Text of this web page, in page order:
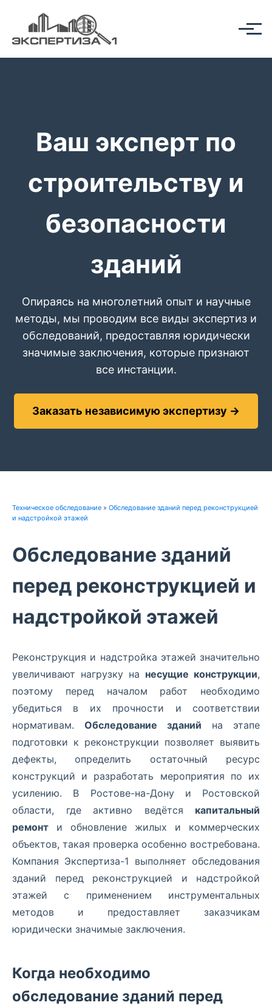
Ваш эксперт по
строительству и
безопасности
зданий
Опираясь на многолетний опыт и научные
методы, мы проводим все виды экспертиз и
обследований, предоставляя юридически
значимые заключения, которые признают
все инстанции.
Заказать независимую экспертизу →
Техническое обследование » Обследование зданий перед реконструкцией
и надстройкой этажей
Обследование зданий
перед реконструкцией и
надстройкой этажей
Реконструкция и надстройка этажей значительно
увеличивают нагрузку на несущие конструкции,
поэтому перед началом работ необходимо
убедиться в их прочности и соответствии
нормативам. Обследование зданий на этапе
подготовки к реконструкции позволяет выявить
дефекты, определить остаточный ресурс
конструкций и разработать мероприятия по их
усилению. В Ростове-на-Дону и Ростовской
области, где активно ведётся капитальный
ремонт и обновление жилых и коммерческих
объектов, такая проверка особенно востребована.
Компания Экспертиза-1 выполняет обследования
зданий перед реконструкцией и надстройкой
этажей с применением инструментальных
методов и предоставляет заказчикам
юридически значимые заключения.
Когда необходимо
обследование зданий перед